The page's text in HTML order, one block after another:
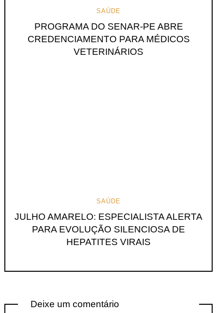
SAÚDE
PROGRAMA DO SENAR-PE ABRE
CREDENCIAMENTO PARA MÉDICOS
VETERINÁRIOS
SAÚDE
JULHO AMARELO: ESPECIALISTA ALERTA
PARA EVOLUÇÃO SILENCIOSA DE
HEPATITES VIRAIS
Deixe um comentário